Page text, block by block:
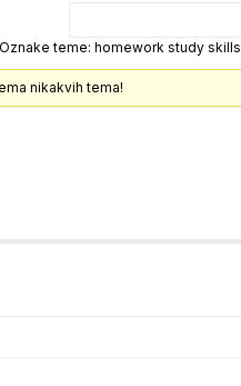
Oznake teme: homework study skills
nikakvih tema!